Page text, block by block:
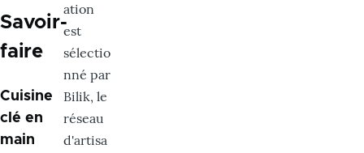
Savoir-
faire
Cuisine
clé en
main
ation
est
sélectio
nné par
Bilik, le
réseau
d'artisa